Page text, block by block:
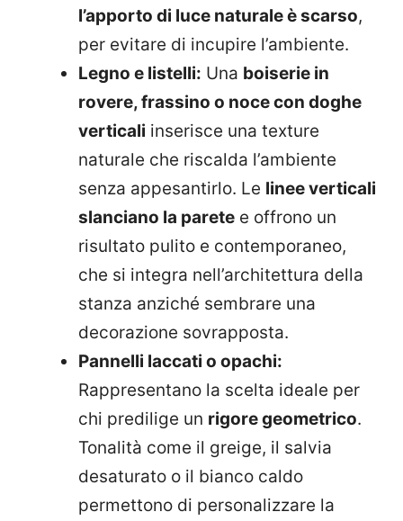
l’apporto di luce naturale è scarso,
per evitare di incupire l’ambiente.
Legno e listelli: Una boiserie in
rovere, frassino o noce con doghe
verticali inserisce una texture
naturale che riscalda l’ambiente
senza appesantirlo. Le linee verticali
slanciano la parete e offrono un
risultato pulito e contemporaneo,
che si integra nell’architettura della
stanza anziché sembrare una
decorazione sovrapposta.
Pannelli laccati o opachi:
Rappresentano la scelta ideale per
chi predilige un rigore geometrico.
Tonalità come il greige, il salvia
desaturato o il bianco caldo
permettono di personalizzare la